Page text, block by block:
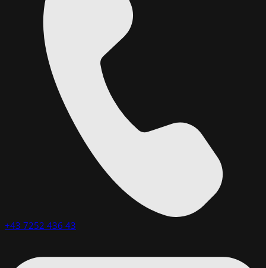
+43 7252 436 43